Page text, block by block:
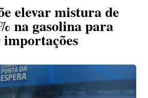
elevar mistura de
na gasolina para